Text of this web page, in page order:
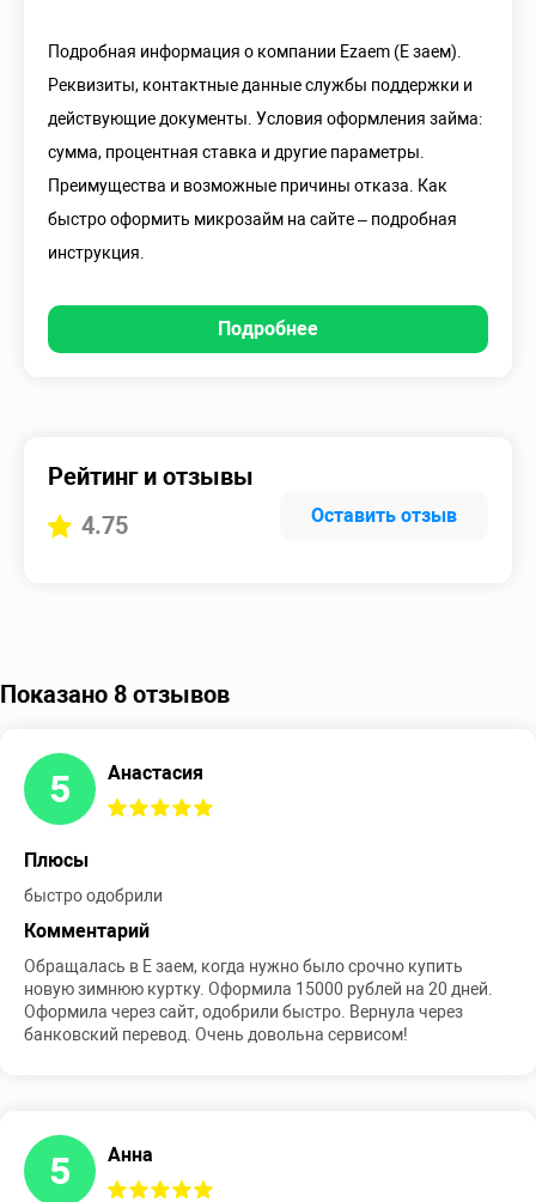
Подробная информация о компании Ezaem (Е заем).
Реквизиты, контактные данные службы поддержки и
действующие документы. Условия оформления займа:
сумма, процентная ставка и другие параметры.
Преимущества и возможные причины отказа. Как
быстро оформить микрозайм на сайте – подробная
инструкция.
Подробнее
Рейтинг и отзывы
4.75
Оставить отзыв
Показано 8 отзывов
5 Анастасия
Плюсы
быстро одобрили
Комментарий
Обращалась в Е заем, когда нужно было срочно купить
новую зимнюю куртку. Оформила 15000 рублей на 20 дней.
Оформила через сайт, одобрили быстро. Вернула через
банковский перевод. Очень довольна сервисом!
5 Анна